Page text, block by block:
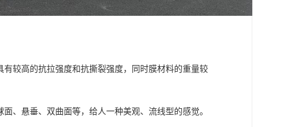
较高的抗拉强度和抗撕裂强度，同时膜材料的重量较
、悬垂、双曲面等，给人一种美观、流线型的感觉。